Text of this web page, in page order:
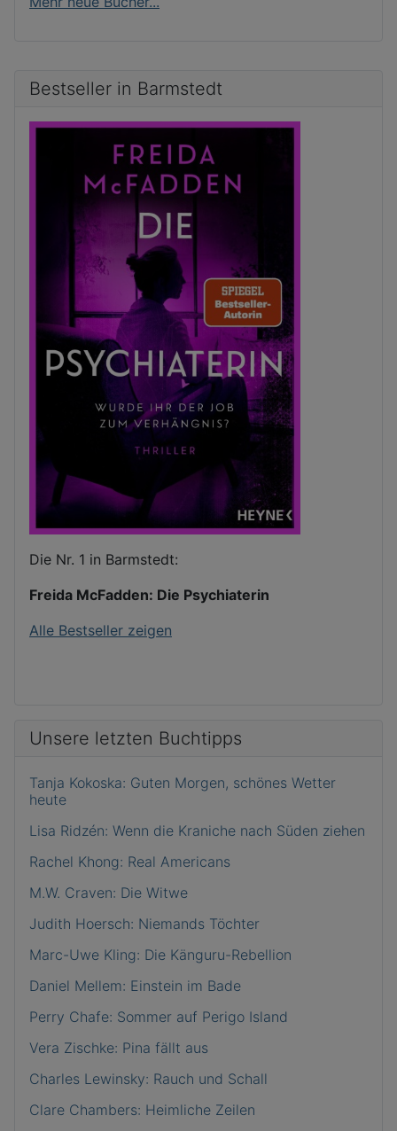
Bestseller in Barmstedt
Die Nr. 1 in Barmstedt:
Freida McFadden: Die Psychiaterin
Alle Bestseller zeigen
Unsere letzten Buchtipps
Tanja Kokoska: Guten Morgen, schönes Wetter
heute
Lisa Ridzén: Wenn die Kraniche nach Süden ziehen
Rachel Khong: Real Americans
M.W. Craven: Die Witwe
Judith Hoersch: Niemands Töchter
Marc-Uwe Kling: Die Känguru-Rebellion
Daniel Mellem: Einstein im Bade
Perry Chafe: Sommer auf Perigo Island
Vera Zischke: Pina fällt aus
Charles Lewinsky: Rauch und Schall
Clare Chambers: Heimliche Zeilen